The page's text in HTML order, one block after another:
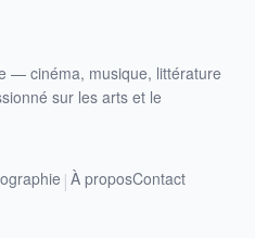
— cinéma, musique, littérature
sur les arts et le
| À proposContact